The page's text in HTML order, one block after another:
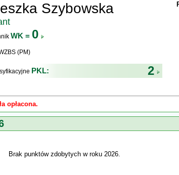
Szybowska
WK = 0
(PM)
PKL: 2
opłacona.
Brak punktów zdobytych w roku 2026.